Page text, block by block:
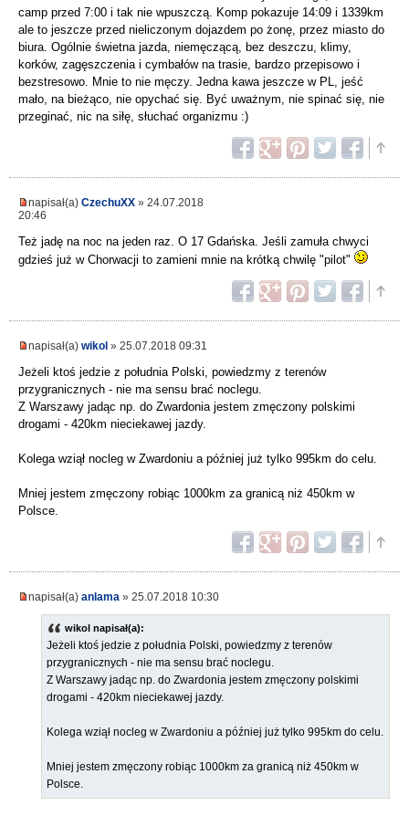
camp przed 7:00 i tak nie wpuszczą. Komp pokazuje 14:09 i 1339km
ale to jeszcze przed nieliczonym dojazdem po żonę, przez miasto do
biura. Ogólnie świetna jazda, niemęczącą, bez deszczu, klimy,
korków, zagęszczenia i cymbałów na trasie, bardzo przepisowo i
bezstresowo. Mnie to nie męczy. Jedna kawa jeszcze w PL, jeść
mało, na bieżąco, nie opychać się. Być uważnym, nie spinać się, nie
przeginać, nic na siłę, słuchać organizmu :)
napisał(a) CzechuXX » 24.07.2018
20:46
Też jadę na noc na jeden raz. O 17 Gdańska. Jeśli zamuła chwyci
gdzieś już w Chorwacji to zamieni mnie na krótką chwilę "pilot"
napisał(a) wikol » 25.07.2018 09:31
Jeżeli ktoś jedzie z południa Polski, powiedzmy z terenów
przygranicznych - nie ma sensu brać noclegu.
Z Warszawy jadąc np. do Zwardonia jestem zmęczony polskimi
drogami - 420km nieciekawej jazdy.
Kolega wziął nocleg w Zwardoniu a później już tylko 995km do celu.
Mniej jestem zmęczony robiąc 1000km za granicą niż 450km w
Polsce.
napisał(a) anlama » 25.07.2018 10:30
wikol napisał(a):
Jeżeli ktoś jedzie z południa Polski, powiedzmy z terenów
przygranicznych - nie ma sensu brać noclegu.
Z Warszawy jadąc np. do Zwardonia jestem zmęczony polskimi
drogami - 420km nieciekawej jazdy.
Kolega wziął nocleg w Zwardoniu a później już tylko 995km do celu.
Mniej jestem zmęczony robiąc 1000km za granicą niż 450km w
Polsce.